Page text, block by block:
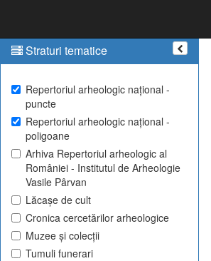
Straturi tematice
Repertoriul arheologic național -
puncte
Repertoriul arheologic național -
poligoane
Arhiva Repertoriul arheologic al
României - Institutul de Arheologie
Vasile Pârvan
Lăcașe de cult
Cronica cercetărilor arheologice
Muzee și colecții
Tumuli funerari